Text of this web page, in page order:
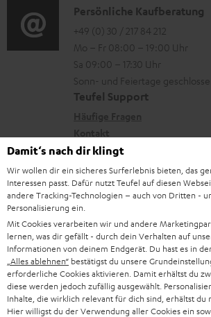
r
l
a
d
e
e
n
z
u
r
a
a
n
t
i
e
g
e
r
ä
t
R
ü
c
k
n
a
h
m
e
i
o
-
L
e
i
k
o
n
K
o
n
t
a
t
d
a
t
e
n
Persönliche Kaufberatung
+49 (0) 30 / 217 84 212
Mo – Fr 08:00 – 19:00 Uhr
Sa 09:00 – 17:30 Uhr
Sonn- und Feiertage
Teufel Support
Store Finder
Erlebe unsere Produkte hautnah
persönlich im Store beraten.
Übersicht
Damit‘s nach dir klingt
Wir wollen dir ein sicheres Surferlebnis bieten, das
Interessen passt. Dafür nutzt Teufel auf diesen
andere Tracking-Technologien – auch von Dritten -
Personalisierung ein.
Mit Cookies verarbeiten wir und andere
lernen, was dir gefällt - durch dein Verhalten auf
Informationen von deinem Endgerät. Du hast es in
„Alles ablehnen“ bestätigst du unsere
erforderliche Cookies aktivieren. Damit erhältst du
diese werden jedoch zufällig ausgewählt.
Inhalte, die wirklich relevant für dich sind, erhältst du
Hier willigst du der Verwendung aller Cookies ein